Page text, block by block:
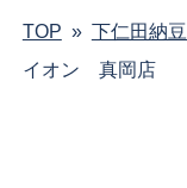
TOP » 下仁田納
イオン 真岡店